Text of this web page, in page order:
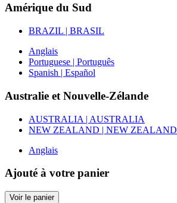
Amérique du Sud
BRAZIL | BRASIL
Anglais
Portuguese | Português
Spanish | Español
Australie et Nouvelle-Zélande
AUSTRALIA | AUSTRALIA
NEW ZEALAND | NEW ZEALAND
Anglais
Ajouté à votre panier
Voir le panier